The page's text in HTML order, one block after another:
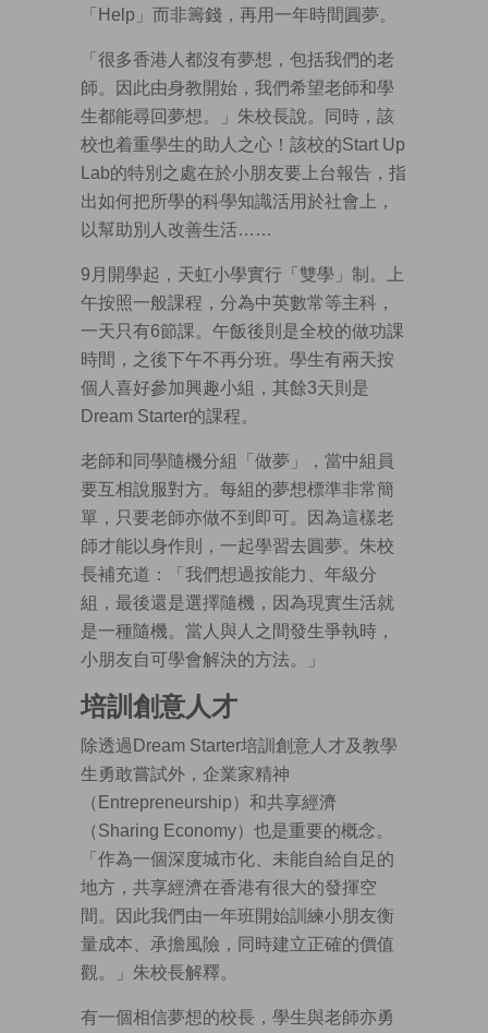
「Help」而非籌錢，再用一年時間圓夢。
「很多香港人都沒有夢想，包括我們的老
師。因此由身教開始，我們希望老師和學
生都能尋回夢想。」朱校長說。同時，該
校也着重學生的助人之心！該校的Start Up
Lab的特別之處在於小朋友要上台報告，指
出如何把所學的科學知識活用於社會上，
以幫助別人改善生活……
9月開學起，天虹小學實行「雙學」制。上
午按照一般課程，分為中英數常等主科，
一天只有6節課。午飯後則是全校的做功課
時間，之後下午不再分班。學生有兩天按
個人喜好參加興趣小組，其餘3天則是
Dream Starter的課程。
老師和同學隨機分組「做夢」，當中組員
要互相說服對方。每組的夢想標準非常簡
單，只要老師亦做不到即可。因為這樣老
師才能以身作則，一起學習去圓夢。朱校
長補充道：「我們想過按能力、年級分
組，最後還是選擇隨機，因為現實生活就
是一種隨機。當人與人之間發生爭執時，
小朋友自可學會解決的方法。」
培訓創意人才
除透過Dream Starter培訓創意人才及教學
生勇敢嘗試外，企業家精神
（Entrepreneurship）和共享經濟
（Sharing Economy）也是重要的概念。
「作為一個深度城市化、未能自給自足的
地方，共享經濟在香港有很大的發揮空
間。因此我們由一年班開始訓練小朋友衡
量成本、承擔風險，同時建立正確的價值
觀。」朱校長解釋。
有一個相信夢想的校長，學生與老師亦勇